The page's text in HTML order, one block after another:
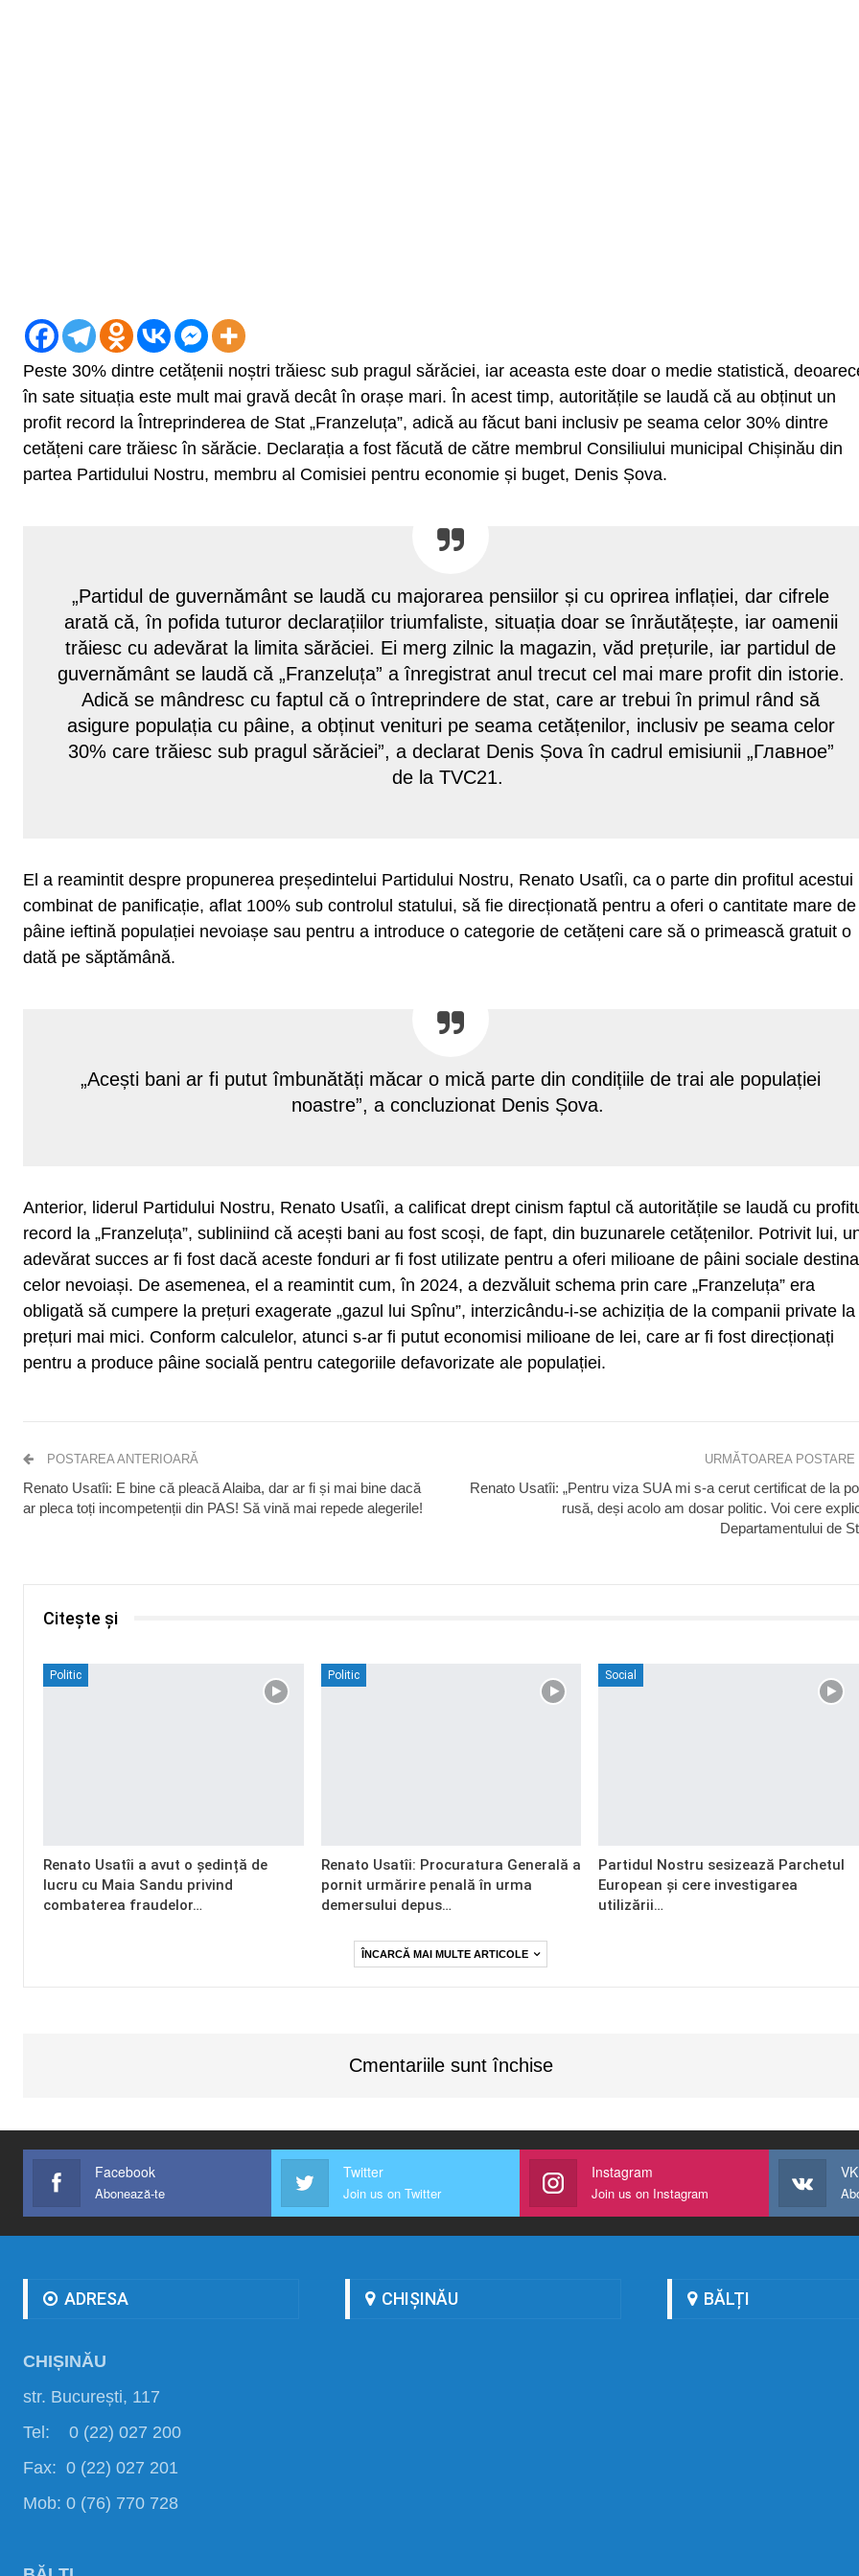
Peste 30% dintre cetățenii noștri trăiesc sub pragul sărăciei, iar aceasta este doar o medie statistică,
în sate situația este mult mai gravă decât în orașe mari. În acest timp, autoritățile se laudă că au obținut un
profit record la Întreprinderea de Stat „Franzeluța”, adică au făcut bani inclusiv pe seama celor 30% dintre
cetățeni care trăiesc în sărăcie. Declarația a fost făcută de către membrul Consiliului municipal Chișinău din
partea Partidului Nostru, membru al Comisiei pentru economie și buget, Denis Șova.
„Partidul de guvernământ se laudă cu majorarea pensiilor și cu oprirea inflației, dar cifrele
arată că, în pofida tuturor declarațiilor triumfaliste, situația doar se înrăutățește, iar oamenii
trăiesc cu adevărat la limita sărăciei. Ei merg zilnic la magazin, văd prețurile, iar partidul de
guvernământ se laudă că „Franzeluța” a înregistrat anul trecut cel mai mare profit din istorie.
Adică se mândresc cu faptul că o întreprindere de stat, care ar trebui în primul rând să
asigure populația cu pâine, a obținut venituri pe seama cetățenilor, inclusiv pe seama celor
30% care trăiesc sub pragul sărăciei”, a declarat Denis Șova în cadrul emisiunii „Главное”
de la TVC21.
El a reamintit despre propunerea președintelui Partidului Nostru, Renato Usatîi, ca o parte din profitul acestui
combinat de panificație, aflat 100% sub controlul statului, să fie direcționată pentru a oferi o cantitate mare de
pâine ieftină populației nevoiașe sau pentru a introduce o categorie de cetățeni care să o primească gratuit o
dată pe săptămână.
„Acești bani ar fi putut îmbunătăți măcar o mică parte din condițiile de trai ale populației
noastre”, a concluzionat Denis Șova.
Anterior, liderul Partidului Nostru, Renato Usatîi, a calificat drept cinism faptul că autoritățile se laudă cu
record la „Franzeluța”, subliniind că acești bani au fost scoși, de fapt, din buzunarele cetățenilor. Potrivit lui,
adevărat succes ar fi fost dacă aceste fonduri ar fi fost utilizate pentru a oferi milioane de pâini sociale
celor nevoiași. De asemenea, el a reamintit cum, în 2024, a dezvăluit schema prin care „Franzeluța” era
obligată să cumpere la prețuri exagerate „gazul lui Spînu”, interzicându-i-se achiziția de la companii private la
prețuri mai mici. Conform calculelor, atunci s-ar fi putut economisi milioane de lei, care ar fi fost direcționați
pentru a produce pâine socială pentru categoriile defavorizate ale populației.
POSTAREA ANTERIOARĂ
Renato Usatîi: E bine că pleacă Alaiba, dar ar fi și mai bine dacă
ar pleca toți incompetenții din PAS! Să vină mai repede alegerile!
URMĂTOAREA POSTARE
Renato Usatîi: „Pentru viza SUA mi s-a cerut certificat de la
rusă, deși acolo am dosar politic. Voi cere
Departamentului de
Citește și
Politic
Renato Usatîi a avut o ședință de
lucru cu Maia Sandu privind
combaterea fraudelor…
Politic
Renato Usatîi: Procuratura Generală a
pornit urmărire penală în urma
demersului depus…
Social
Partidul Nostru sesizează Parchetul
European și cere investigarea
utilizării…
ÎNCARCĂ MAI MULTE ARTICOLE
Cmentariile sunt închise
Facebook
Abonează-te
Twitter
Join us on Twitter
Instagram
Join us on Instagram
VK
ADRESA
CHIȘINĂU
str. București, 117
Tel: 0 (22) 027 200
Fax: 0 (22) 027 201
Mob: 0 (76) 770 728
CHIȘINĂU BĂLȚI